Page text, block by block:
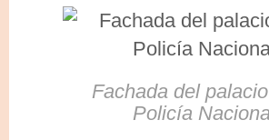
Fachada del
Policía